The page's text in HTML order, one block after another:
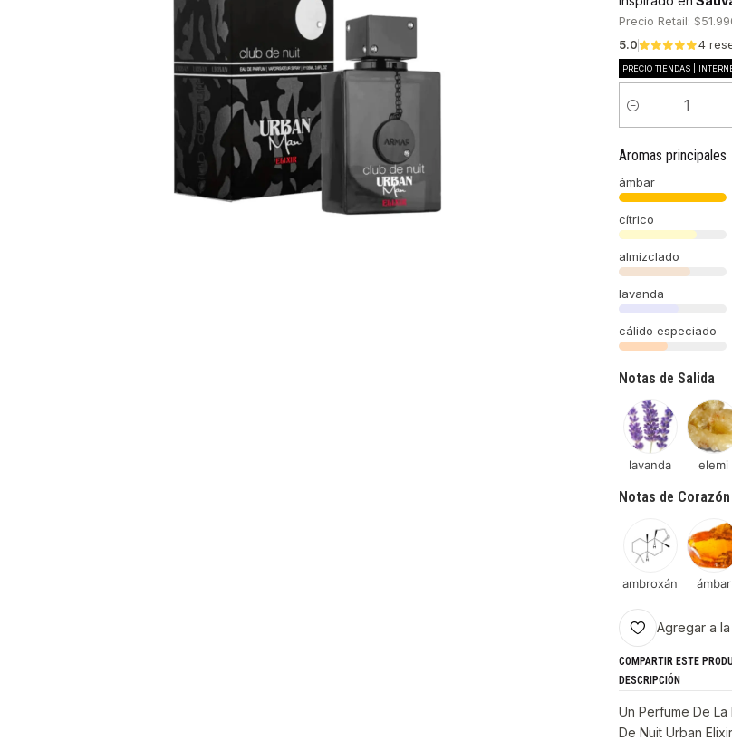
Precio Retail:
5.0
4
PRECIO TIENDAS |
Cantidad
Aromas principales
ámbar
cítrico
almizclado
lavanda
cálido especiado
Notas de Salida
lavanda elemi
Notas de Corazón
ambroxán ámbar
Agregar a
COMPARTIR ESTE
DESCRIPCIÓN
Un Perfume De La
De Nuit Urban